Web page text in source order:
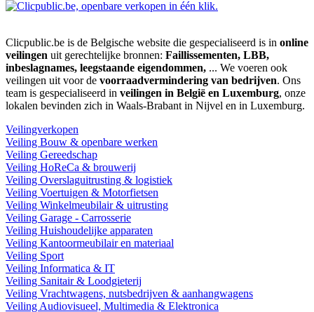
Clicpublic.be is de Belgische website die gespecialiseerd is in online
veilingen uit gerechtelijke bronnen: Faillissementen, LBB,
inbeslagnames, leegstaande eigendommen, ... We voeren ook
veilingen uit voor de voorraadvermindering van bedrijven. Ons
team is gespecialiseerd in veilingen in België en Luxemburg, onze
lokalen bevinden zich in Waals-Brabant in Nijvel en in Luxemburg.
Veilingverkopen
Veiling Bouw & openbare werken
Veiling Gereedschap
Veiling HoReCa & brouwerij
Veiling Overslaguitrusting & logistiek
Veiling Voertuigen & Motorfietsen
Veiling Winkelmeubilair & uitrusting
Veiling Garage - Carrosserie
Veiling Huishoudelijke apparaten
Veiling Kantoormeubilair en materiaal
Veiling Sport
Veiling Informatica & IT
Veiling Sanitair & Loodgieterij
Veiling Vrachtwagens, nutsbedrijven & aanhangwagens
Veiling Audiovisueel, Multimedia & Elektronica